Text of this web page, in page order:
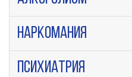
Наркомания
Психиатрия